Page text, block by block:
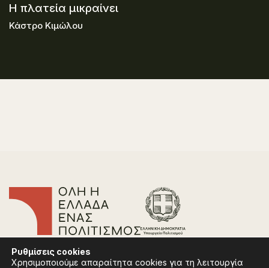
Η πλατεία μικραίνει
Κάστρο Κιμώλου
Συχνές Ερωτήσεις
Πολιτική Απορρήτου
Ρυθμίσεις cookies
Χρησιμοποιούμε απαραίτητα cookies για τη λειτουργία